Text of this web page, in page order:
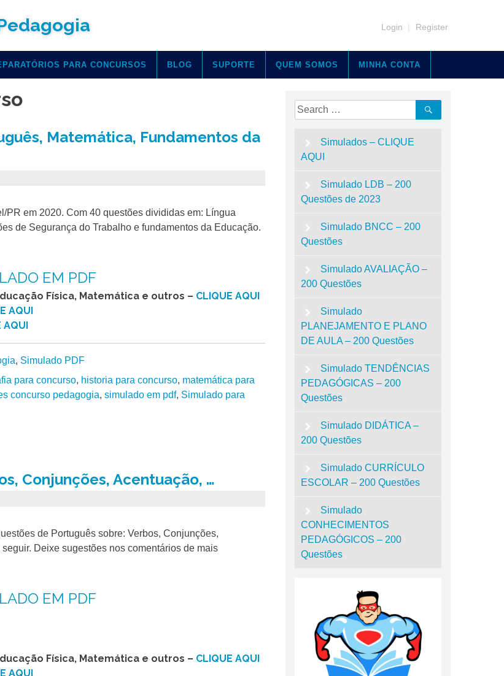
Login | Register
PARA CONCURSOS BLOG SUPORTE QUEM SOMOS MINHA CONTA
Matemática, Fundamentos da
PR em 2020. Com 40 questões divididas em: Língua
de Segurança do Trabalho e fundamentos da Educação.
EM PDF
Física, Matemática e outros – CLIQUE AQUI
AQUI
AQUI
, Simulado PDF
para concurso, historia para concurso, matemática para
concurso pedagogia, simulado em pdf, Simulado para
Conjunções, Acentuação, …
de Português sobre: Verbos, Conjunções,
Deixe sugestões nos comentários de mais
EM PDF
Física, Matemática e outros – CLIQUE AQUI
AQUI
Search
for:
Simulados – CLIQUE
AQUI
Simulado LDB – 200
Questões de 2023
Simulado BNCC – 200
Questões
Simulado AVALIAÇÃO –
200 Questões
Simulado
PLANEJAMENTO E PLANO
DE AULA – 200 Questões
Simulado TENDÊNCIAS
PEDAGÓGICAS – 200
Questões
Simulado DIDÁTICA –
200 Questões
Simulado CURRÍCULO
ESCOLAR – 200 Questões
Simulado
CONHECIMENTOS
PEDAGÓGICOS – 200
Questões